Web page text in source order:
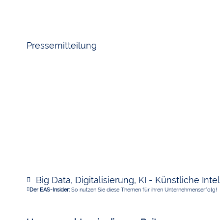
Pressemitteilung
Big Data, Digitalisierung, KI - Künstliche
Der EAS-Insider:So nutzen Sie diese Themen für ihren Unternehmenserfolg!